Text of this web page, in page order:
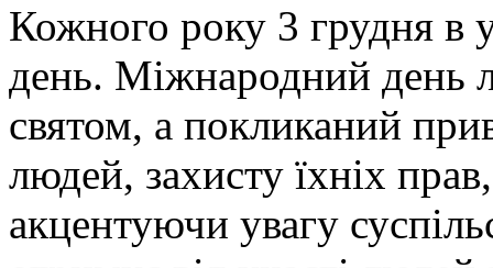
Кожного року 3 грудня в
день. Міжнародний день
святом, а покликаний
людей, захисту їхніх
акцентуючи увагу